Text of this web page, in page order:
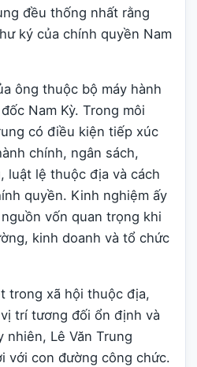
đều thống nhất rằng
ký của chính quyền Nam
ông thuộc bộ máy hành
Nam Kỳ. Trong môi
có điều kiện tiếp xúc
chính, ngân sách,
luật lệ thuộc địa và cách
quyền. Kinh nghiệm ấy
vốn quan trọng khi
kinh doanh và tổ chức
trong xã hội thuộc địa,
trí tương đối ổn định và
Lê Văn Trung
với con đường công chức.